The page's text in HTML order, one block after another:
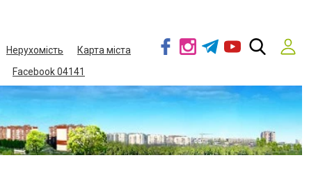
Нерухомість
Карта міста
Facebook 04141